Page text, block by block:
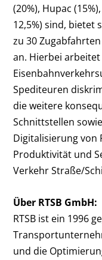
(20%), Hupac
12,5%) sind, bietet
zu 30
an. Hierbei
Spediteuren
die weitere
Schnittstellen
Digitalisierung von
Produktivität und
Verkehr Straße/
Über RTSB GmbH:
RTSB ist ein 1996
und die